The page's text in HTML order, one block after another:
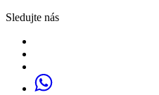
Sledujte nás